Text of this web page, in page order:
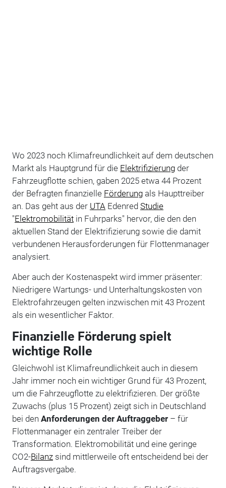
Wo 2023 noch Klimafreundlichkeit auf dem deutschen
Markt als Hauptgrund für die Elektrifizierungder
Fahrzeugflotte schien, gaben 2025 etwa 44 Prozent
der Befragten finanzielle Förderungals Haupttreiber
an. Das geht aus der UTA Edenred Studie
"Elektromobilitätin Fuhrparks" hervor, die den den
aktuellen Stand der Elektrifizierung sowie die damit
verbundenen Herausforderungen für Flottenmanager
analysiert.
Aber auch der Kostenaspekt wird immer präsenter:
Niedrigere Wartungs- und Unterhaltungskosten von
Elektrofahrzeugen gelten inzwischen mit 43 Prozent
als ein wesentlicher Faktor.
Finanzielle Förderung spielt
wichtige Rolle
Gleichwohl ist Klimafreundlichkeit auch in diesem
Jahr immer noch ein wichtiger Grund für 43 Prozent,
um die Fahrzeugflotte zu elektrifizieren. Der größte
Zuwachs (plus 15 Prozent) zeigt sich in Deutschland
bei den Anforderungen der Auftraggeber– für
Flottenmanager ein zentraler Treiber der
Transformation. Elektromobilität und eine geringe
CO2-Bilanzsind mittlerweile oft entscheidend bei der
Auftragsvergabe.